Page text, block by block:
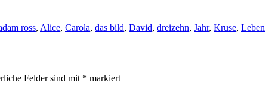
ross, Alice, Carola, das bild, David, dreizehn, Jahr, Kruse, Leben
Felder sind mit * markiert